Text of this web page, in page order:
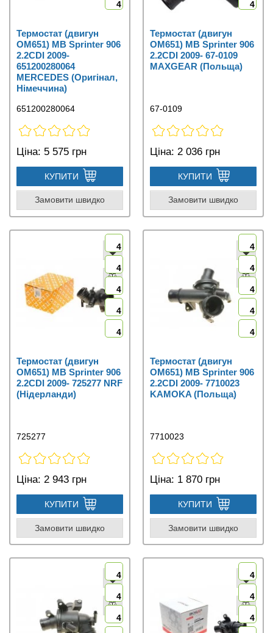
4
Термостат (двигун
OM651) MB Sprinter 906
2.2CDI 2009-
651200280064
MERCEDES (Оригінал,
Німеччина)
651200280064
Ціна: 5 575 грн
КУПИТИ
Замовити швидко
4
Термостат (двигун
OM651) MB Sprinter 906
2.2CDI 2009- 67-0109
MAXGEAR (Польща)
67-0109
Ціна: 2 036 грн
КУПИТИ
Замовити швидко
4
4
4
4
4
Термостат (двигун
OM651) MB Sprinter 906
2.2CDI 2009- 725277 NRF
(Нідерланди)
725277
Ціна: 2 943 грн
КУПИТИ
Замовити швидко
4
4
4
4
4
Термостат (двигун
OM651) MB Sprinter 906
2.2CDI 2009- 7710023
KAMOKA (Польща)
7710023
Ціна: 1 870 грн
КУПИТИ
Замовити швидко
4
4
4
4
4
4